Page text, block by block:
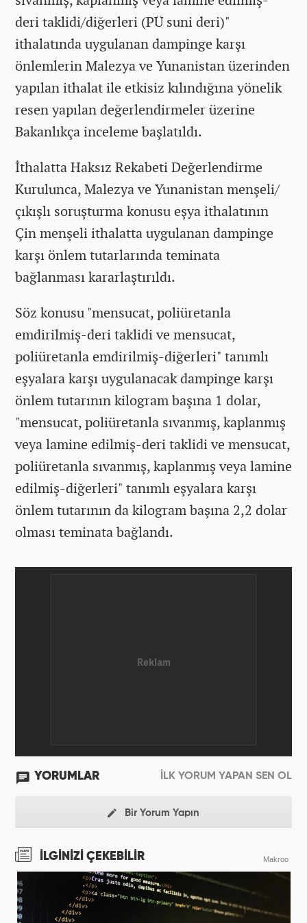
deri taklidi/diğerleri (PÜ suni deri)"
ithalatında uygulanan dampinge karşı
önlemlerin Malezya ve Yunanistan üzerinden
yapılan ithalat ile etkisiz kılındığına yönelik
resen yapılan değerlendirmeler üzerine
Bakanlıkça inceleme başlatıldı.
İthalatta Haksız Rekabeti Değerlendirme
Kurulunca, Malezya ve Yunanistan menşeli/
çıkışlı soruşturma konusu eşya ithalatının
Çin menşeli ithalatta uygulanan dampinge
karşı önlem tutarlarında teminata
bağlanması kararlaştırıldı.
Söz konusu "mensucat, poliüretanla
emdirilmiş-deri taklidi ve mensucat,
poliüretanla emdirilmiş-diğerleri" tanımlı
eşyalara karşı uygulanacak dampinge karşı
önlem tutarının kilogram başına 1 dolar,
"mensucat, poliüretanla sıvanmış, kaplanmış
veya lamine edilmiş-deri taklidi ve mensucat,
poliüretanla sıvanmış, kaplanmış veya lamine
edilmiş-diğerleri" tanımlı eşyalara karşı
önlem tutarının da kilogram başına 2,2 dolar
olması teminata bağlandı.
YORUMLAR İLK YORUM YAPAN SEN OL
Bir Yorum Yapın
İLGİNİZİ ÇEKEBİLİR Makroo